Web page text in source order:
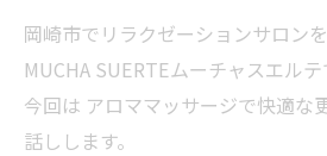
岡崎市でリラクゼーションサロン
MUCHA SUERTEムーチャスエルテ
今回は アロママッサージで快適な
話しします。